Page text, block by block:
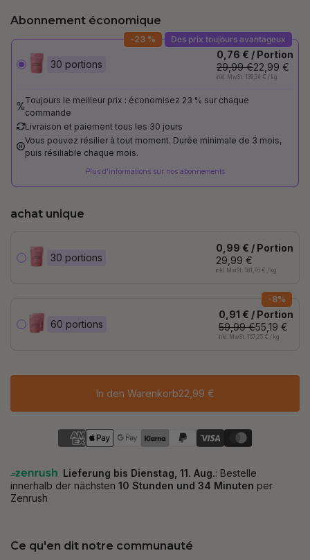
Abonnement économique
-23 % Des prix toujours avantageux
30 portions
0,76 € / Portion
29,99 €22,99 €
inkl. MwSt. 139,34 € / kg
Toujours le meilleur prix : économisez 23 % sur chaque
commande
Livraison et paiement tous les 30 jours
Vous pouvez résilier à tout moment. Durée minimale de 3 mois,
puis résiliable chaque mois.
Plus d'informations sur nos abonnements
achat unique
30 portions
0,99 € / Portion
29,99 €
inkl. MwSt. 181,76 € / kg
-8%
60 portions
0,91 € / Portion
59,99 €55,19 €
inkl. MwSt. 167,25 € / kg
In den Warenkorb22,99 €
Ce qu'en dit notre communauté